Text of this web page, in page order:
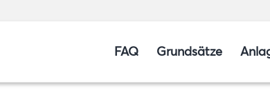
FAQ Grundsätze